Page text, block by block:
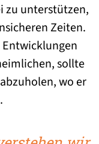
zu unterstützen,
Zeiten.
sollte
wo er